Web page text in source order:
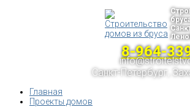
8-964-
Санкт-Петербург,
Главная
Проекты домов